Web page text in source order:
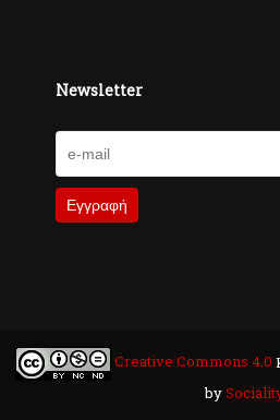
Newsletter
Creative Commons 4.0
by